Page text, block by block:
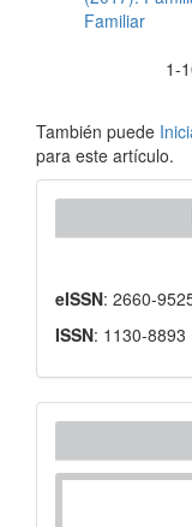
Familiar
1-
También puede
para este artículo.
eISSN: 2660-
ISSN: 1130-8893